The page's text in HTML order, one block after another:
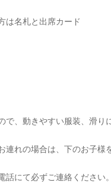
は名札と出席カード
で、動きやすい服装、滑り
連れの場合は、下のお子様
話にて必ずご連絡ください。